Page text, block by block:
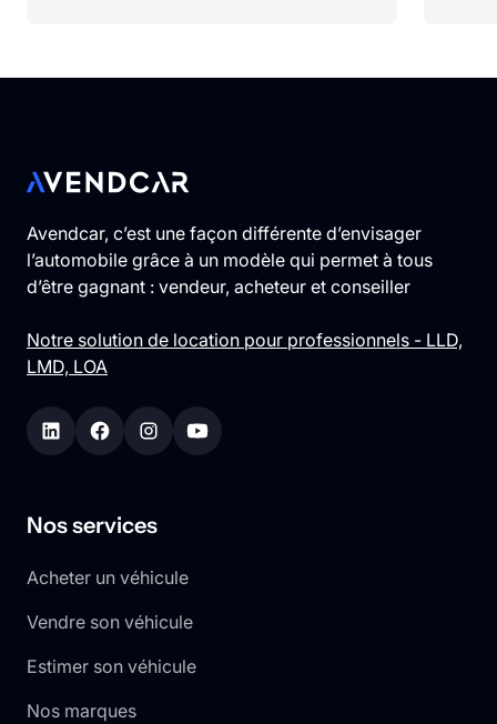
Avendcar, c’est une façon différente d’envisager
l’automobile grâce à un modèle qui permet à tous
d’être gagnant : vendeur, acheteur et conseiller
Notre solution de location pour professionnels - LLD,
LMD, LOA
Nos services
Acheter un véhicule
Vendre son véhicule
Estimer son véhicule
Nos marques